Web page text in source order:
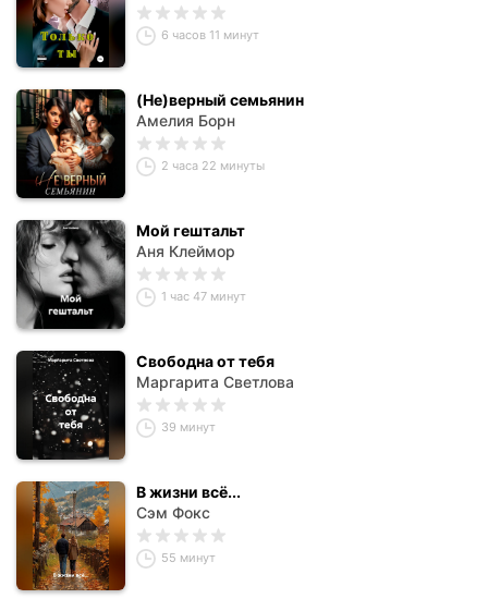
6 часов 11 минут
(Не)верный семьянин
Амелия Борн
2 часа 22 минуты
Мой гештальт
Аня Клеймор
1 час 47 минут
Свободна от тебя
Маргарита Светлова
39 минут
В жизни всё...
Сэм Фокс
55 минут